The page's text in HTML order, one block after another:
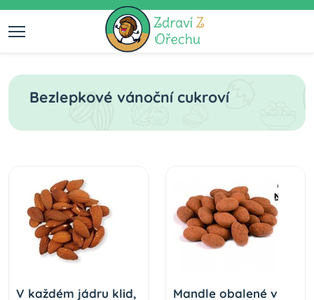
Bezlepkové vánoční cukroví
V každém jádru klid,
Mandle obalené v